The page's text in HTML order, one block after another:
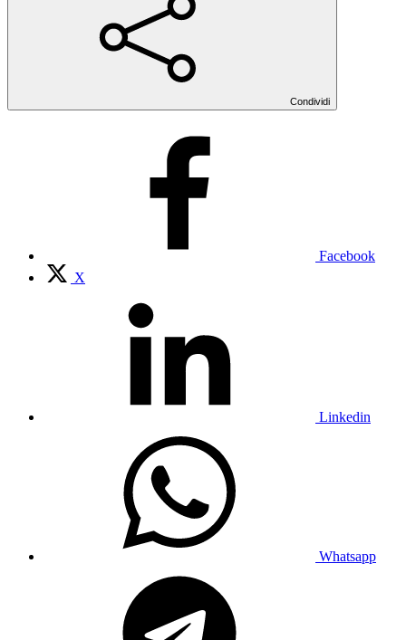
Condividi
Facebook
X
Linkedin
Whatsapp